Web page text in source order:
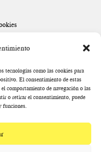
tecnologías como las cookies para
El consentimiento de estas
comportamiento de navegación o las
o retirar el consentimiento, puede
funciones.